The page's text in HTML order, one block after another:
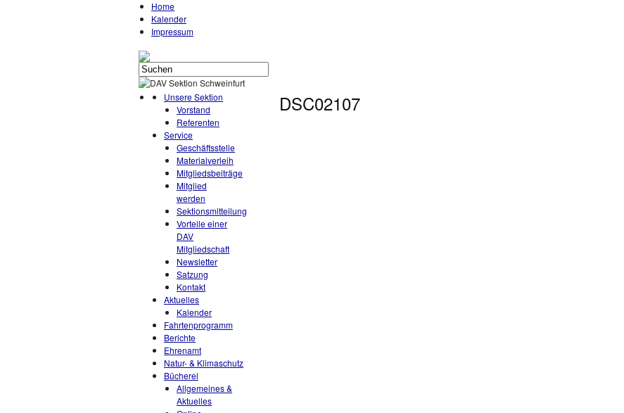
Home
Kalender
Impressum
Unsere Sektion
Vorstand
Referenten
Service
Geschäftsstelle
Materialverleih
Mitgliedsbeiträge
Mitglied
werden
Sektionsmitteilung
Vorteile einer
DAV
Mitgliedschaft
Newsletter
Satzung
Kontakt
Aktuelles
Kalender
Fahrtenprogramm
Berichte
Ehrenamt
Natur- & Klimaschutz
Bücherei
Allgemeines &
Aktuelles
DSC02107